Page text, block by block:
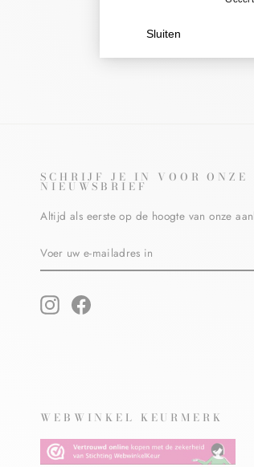
SCHRIJF JE IN VOOR ONZE
NIEUWSBRIEF
Altijd als eerste op de hoogte van onze
UW
E-
IN InstagramFacebook
WEBWINKEL KEURMERK